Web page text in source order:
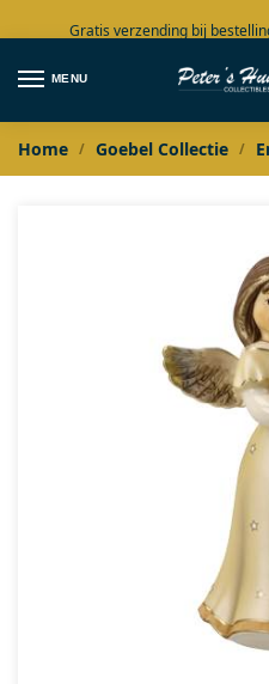
Gratis verzending bij
Grote
MENU
Home / Goebel Collectie /